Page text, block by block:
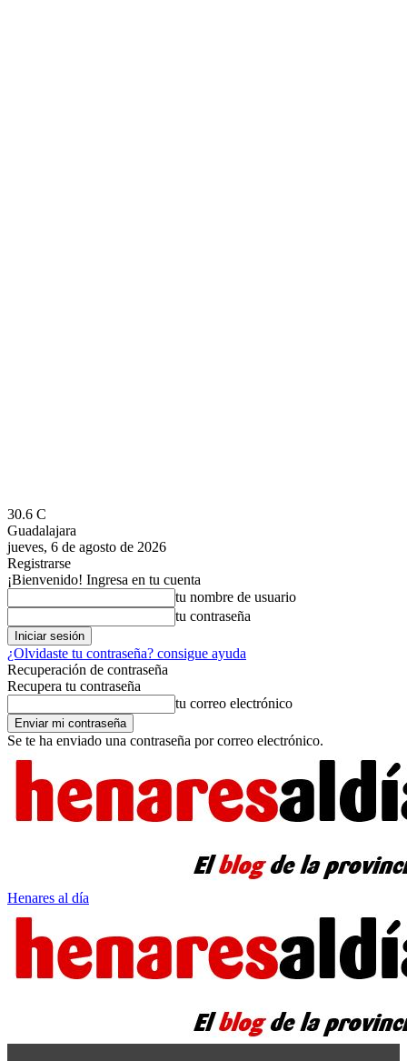
30.6 C
Guadalajara
jueves, 6 de agosto de 2026
Registrarse
¡Bienvenido! Ingresa en tu cuenta
tu nombre de usuario
tu contraseña
¿Olvidaste tu contraseña? consigue ayuda
Recuperación de contraseña
Recupera tu contraseña
tu correo electrónico
Se te ha enviado una contraseña por correo electrónico.
Henares al día